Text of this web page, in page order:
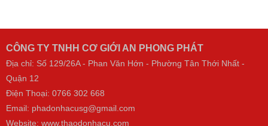
Địa chỉ: Số 129/26A - Phan Văn Hớn - Phường Tân Thới Nhất -
Quận 12
Điện Thoại:
Email: phadonhacusg@gmail.com
Website:www.thaodonhacu.com